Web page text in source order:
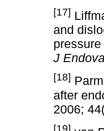
[17]
and
J
[18]
after
2006;
[19]